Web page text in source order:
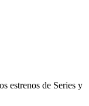
estrenos de Series y